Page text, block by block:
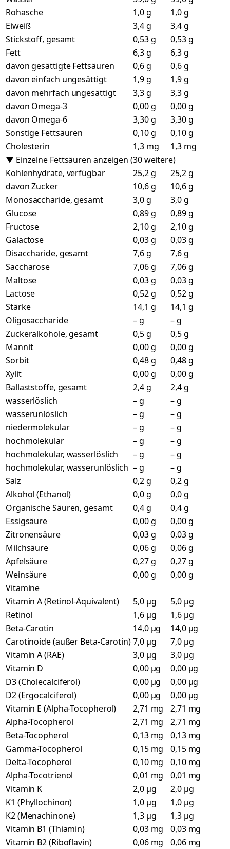
Rohasche
1,0 g
1,0 g
Eiweiß
3,4 g
3,4 g
Stickstoff, gesamt
0,53 g
0,53 g
Fett
6,3 g
6,3 g
davon gesättigte Fettsäuren
0,6 g
0,6 g
davon einfach ungesättigt
1,9 g
1,9 g
davon mehrfach ungesättigt
3,3 g
3,3 g
davon Omega-3
0,00 g
0,00 g
davon Omega-6
3,30 g
3,30 g
Sonstige Fettsäuren
0,10 g
0,10 g
Cholesterin
1,3 mg
1,3 mg
▼ Einzelne Fettsäuren anzeigen (30 weitere)
Kohlenhydrate, verfügbar
25,2 g
25,2 g
davon Zucker
10,6 g
10,6 g
Monosaccharide, gesamt
3,0 g
3,0 g
Glucose
0,89 g
0,89 g
Fructose
2,10 g
2,10 g
Galactose
0,03 g
0,03 g
Disaccharide, gesamt
7,6 g
7,6 g
Saccharose
7,06 g
7,06 g
Maltose
0,03 g
0,03 g
Lactose
0,52 g
0,52 g
Stärke
14,1 g
14,1 g
Oligosaccharide
– g
– g
Zuckeralkohole, gesamt
0,5 g
0,5 g
Mannit
0,00 g
0,00 g
Sorbit
0,48 g
0,48 g
Xylit
0,00 g
0,00 g
Ballaststoffe, gesamt
2,4 g
2,4 g
wasserlöslich
– g
– g
wasserunlöslich
– g
– g
niedermolekular
– g
– g
hochmolekular
– g
– g
hochmolekular, wasserlöslich
– g
– g
hochmolekular, wasserunlöslich – g
– g
Salz
0,2 g
0,2 g
Alkohol (Ethanol)
0,0 g
0,0 g
Organische Säuren, gesamt
0,4 g
0,4 g
Essigsäure
0,00 g
0,00 g
Zitronensäure
0,03 g
0,03 g
Milchsäure
0,06 g
0,06 g
Äpfelsäure
0,27 g
0,27 g
Weinsäure
0,00 g
0,00 g
Vitamine
Vitamin A (Retinol-Äquivalent)
5,0 µg
5,0 µg
Retinol
1,6 µg
1,6 µg
Beta-Carotin
14,0 µg
14,0 µg
Carotinoide (außer Beta-Carotin)7,0 µg
7,0 µg
Vitamin A (RAE)
3,0 µg
3,0 µg
Vitamin D
0,00 µg
0,00 µg
D3 (Cholecalciferol)
0,00 µg
0,00 µg
D2 (Ergocalciferol)
0,00 µg
0,00 µg
Vitamin E (Alpha-Tocopherol)
2,71 mg
2,71 mg
Alpha-Tocopherol
2,71 mg
2,71 mg
Beta-Tocopherol
0,13 mg
0,13 mg
Gamma-Tocopherol
0,15 mg
0,15 mg
Delta-Tocopherol
0,10 mg
0,10 mg
Alpha-Tocotrienol
0,01 mg
0,01 mg
Vitamin K
2,0 µg
2,0 µg
K1 (Phyllochinon)
1,0 µg
1,0 µg
K2 (Menachinone)
1,3 µg
1,3 µg
Vitamin B1 (Thiamin)
0,03 mg
0,03 mg
Vitamin B2 (Riboflavin)
0,06 mg
0,06 mg